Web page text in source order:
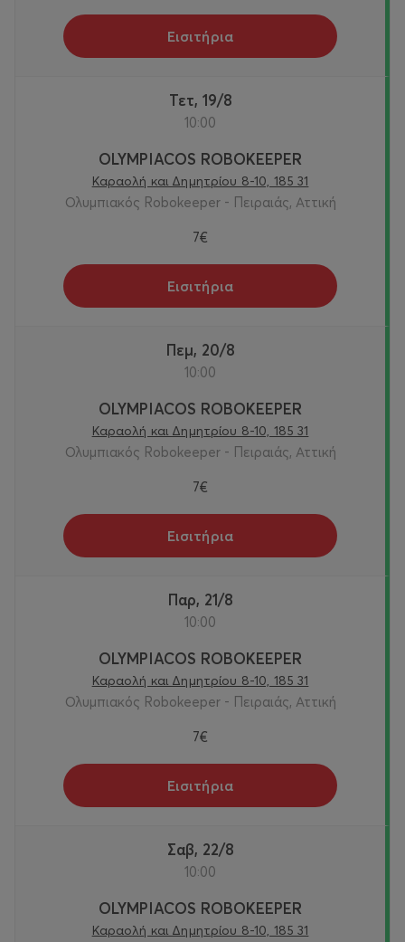
Εισιτήρια
Τετ, 19/8
10:00
OLYMPIACOS ROBOKEEPER
Καραολή και Δημητρίου 8-10, 185 31
Ολυμπιακός Robokeeper - Πειραιάς, Αττική
7€
Εισιτήρια
Πεμ, 20/8
10:00
OLYMPIACOS ROBOKEEPER
Καραολή και Δημητρίου 8-10, 185 31
Ολυμπιακός Robokeeper - Πειραιάς, Αττική
7€
Εισιτήρια
Παρ, 21/8
10:00
OLYMPIACOS ROBOKEEPER
Καραολή και Δημητρίου 8-10, 185 31
Ολυμπιακός Robokeeper - Πειραιάς, Αττική
7€
Εισιτήρια
Σαβ, 22/8
10:00
OLYMPIACOS ROBOKEEPER
Καραολή και Δημητρίου 8-10, 185 31